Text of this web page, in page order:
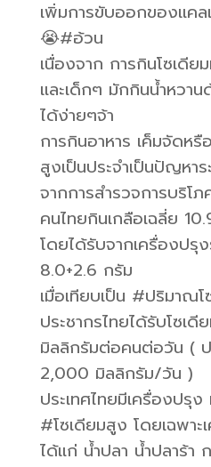
เพิ่มการขับออกของแคล
😭#อ้วน
เนื่องจาก การกินโซเดีย
และเด็กๆ มักกินน้ำหวา
ได้ง่ายๆจ้า
การกินอาหาร เค็มจัดหรื
สูงเป็นประจำเป็นปัญหา
จากการสำรวจการบริโ
คนไทยกินเกลือเฉลี่ย
โดยได้รับจากเครื่องปรุ
8.0+2.6 กรัม
เมื่อเทียบเป็น #ปริมาณ
ประชากรไทยได้รับโซเ
มิลลิกรัมต่อคนต่อวัน (
2,000 มิลลิกรัม/วัน )
ประเทศไทยมีเครื่องปรุ
#โซเดียมสูง โดยเฉพาะ
ได้แก่ น้ำปลา น้ำปลาร้า